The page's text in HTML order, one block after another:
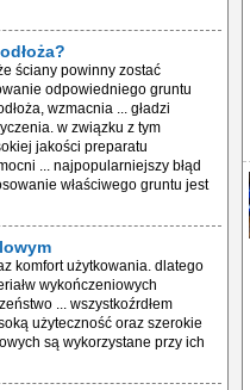
ściany powinny zostać
odpowiedniego gruntu
wzmacnia ... gładzi
w związku z tym
jakości preparatu
... najpopularniejszy błąd
właściwego gruntu jest
komfort użytkowania. dlatego
wykończeniowych
... wszystkoźrdłem
użyteczność oraz szerokie
są wykorzystane przy ich